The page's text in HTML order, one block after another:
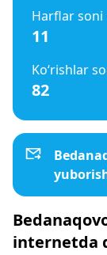
Harflar soni
11
Ko‘rishlar
82
internetda